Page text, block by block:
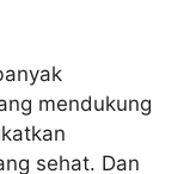
mendukung
sehat. Dan